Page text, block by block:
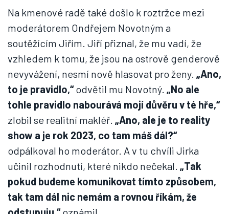
Na kmenové radě také došlo k roztržce mezi
moderátorem Ondřejem Novotným a
soutěžícím Jiřím. Jiří přiznal, že mu vadí, že
vzhledem k tomu, že jsou na ostrově genderově
nevyvážení, nesmí nově hlasovat pro ženy. „Ano,
to je pravidlo,“odvětil mu Novotný. „No ale
tohle pravidlo nabourává mojí důvěru v té hře,“
zlobil se realitní makléř. „Ano, ale je to reality
show a je rok 2023, co tam máš dál?“
odpálkoval ho moderátor. A v tu chvíli Jirka
učinil rozhodnutí, které nikdo nečekal. „Tak
pokud budeme komunikovat tímto způsobem,
tak tam dál nic nemám a rovnou říkám, že